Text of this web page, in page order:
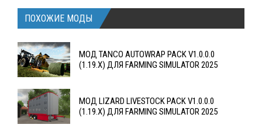
ПОХОЖИЕ МОДЫ
МОД TANCO AUTOWRAP PACK V1.0.0.0
(1.19.X) ДЛЯ FARMING SIMULATOR 2025
МОД LIZARD LIVESTOCK PACK V1.0.0.0
(1.19.X) ДЛЯ FARMING SIMULATOR 2025